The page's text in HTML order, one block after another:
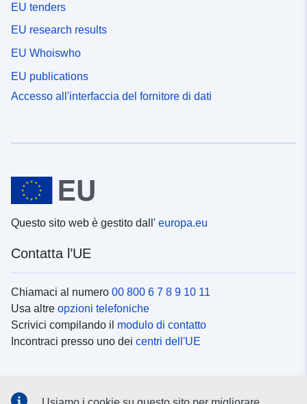
EU tenders
EU research results
EU Whoiswho
EU publications
Accesso all'interfaccia del fornitore di dati
Questo sito web è gestito dall' europa.eu
Contatta l’UE
Chiamaci al numero 00 800 6 7 8 9 10 11
Usa altre opzioni telefoniche
Scrivici compilando il modulo di contatto
Incontraci presso uno dei centri dell'UE